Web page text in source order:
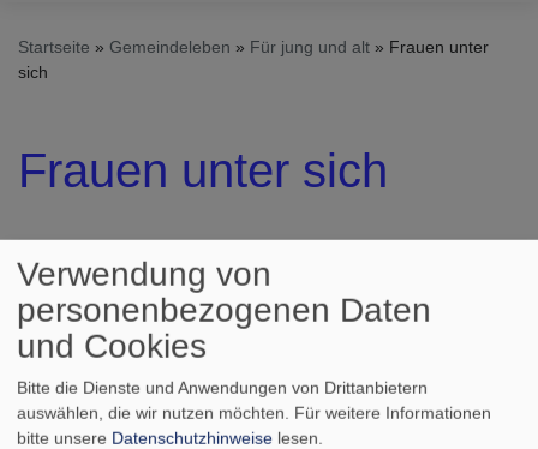
Startseite Gemeindeleben Für jung und alt
Frauen unter
sich
Frauen unter sich
Frauenfrühstück Obernau
treffen sich Frauen an
Verwendung von
personenbezogenen Daten
und Cookies
Bitte die Dienste und Anwendungen von Drittanbietern
auswählen, die wir nutzen möchten. Für weitere Informationen
bitte unsere Datenschutzhinweise lesen.